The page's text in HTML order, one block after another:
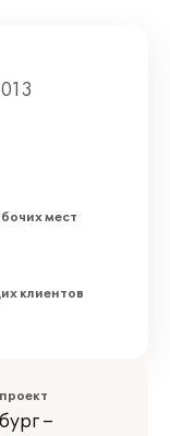
мест
клиентов
–